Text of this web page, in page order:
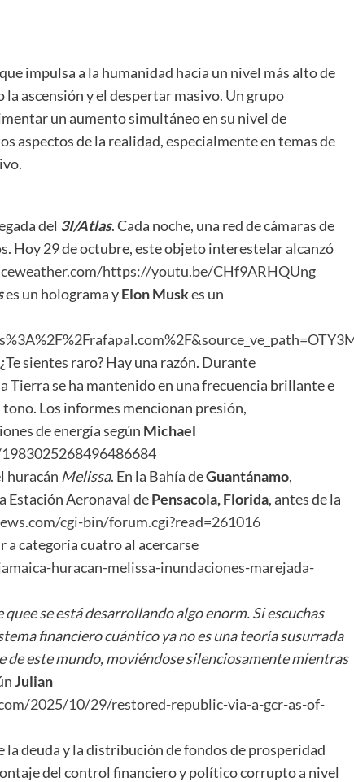
impulsa a la humanidad hacia un nivel más alto de
ascensión y el despertar masivo. Un grupo
un aumento simultáneo en su nivel de
aspectos de la realidad, especialmente en temas de
del 3I/Atlas. Cada noche, una red de cámaras de
Hoy 29 de octubre, este objeto interestelar alcanzó
https://youtu.be/CHf9ARHQUng
es un holograma yElon Muskes un
sientes raro? Hay una razón. Durante
Tierra se ha mantenido en una frecuencia brillante e
Los informes mencionan presión,
de energía según Michael
huracán Melissa. En la Bahía deGuantánamo,
Estación Aeronaval dePensacola, Florida, antes de la
cgi-bin/forum.cgi?read=261016
a categoría cuatro al acercarse
huracan-melissa-inundaciones-marejada-
se está desarrollando algo enorm. Si escuchas
financiero cuántico ya no es una teoría susurrada
de este mundo, moviéndose silenciosamente mientras
Julian
2025/10/29/restored-republic-via-a-gcr-as-of-
deuda y la distribución de fondos de prosperidad
del control financiero y político corrupto a nivel